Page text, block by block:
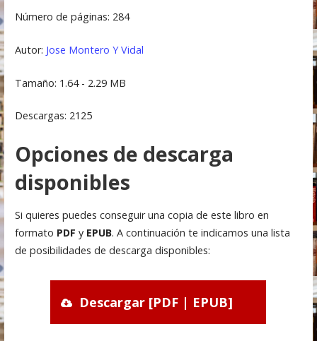
Número de páginas: 284
Autor: Jose Montero Y Vidal
Tamaño: 1.64 - 2.29 MB
Descargas: 2125
Opciones de descarga
disponibles
Si quieres puedes conseguir una copia de este libro en
formato PDF y EPUB. A continuación te indicamos una lista
de posibilidades de descarga disponibles:
Descargar [PDF | EPUB]